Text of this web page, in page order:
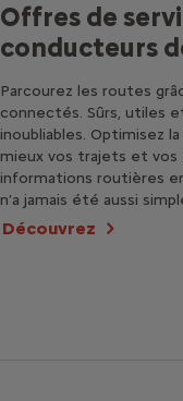
Offres de
conducteurs
Parcourez les routes
connectés. Sûrs, utiles
inoubliables. Optimisez
mieux vos trajets et
informations routières
n’a jamais été aussi
Découvrez